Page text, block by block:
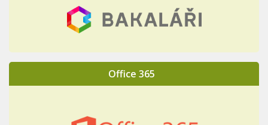
Office 365